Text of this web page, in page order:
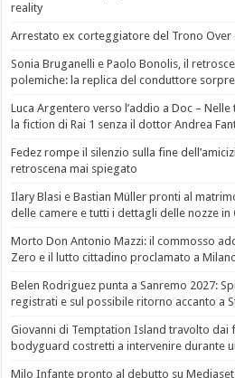
reality
Arrestato ex corteggiatore del Trono Over
Sonia Bruganelli e Paolo Bonolis, il
polemiche: la replica del conduttore
Luca Argentero verso l’addio a Doc –
la fiction di Rai 1 senza il dottor Andrea
Fedez rompe il silenzio sulla fine
retroscena mai spiegato
Ilary Blasi e Bastian Müller pronti al
delle camere e tutti i dettagli delle nozze in
Morto Don Antonio Mazzi: il commosso
Zero e il lutto cittadino proclamato a
Belen Rodriguez punta a Sanremo 2027:
registrati e sul possibile ritorno accanto a
Giovanni di Temptation Island travolto dai
bodyguard costretti a intervenire durante
Milo Infante pronto al debutto su